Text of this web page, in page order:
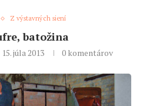
Z výstavných siení
batožina
15. júla 2013 0 komentárov